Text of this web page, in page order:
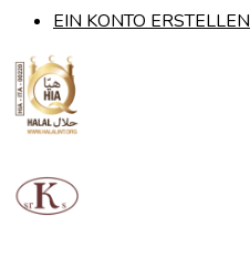
EIN KONTO ERSTELLEN